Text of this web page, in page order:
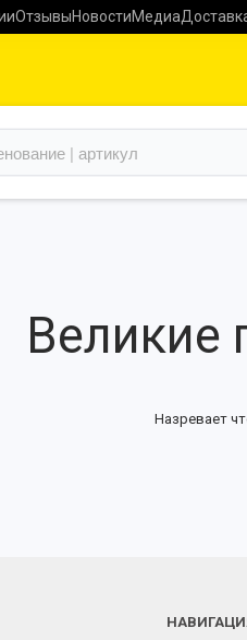
ОтзывыНовостиМедиа
Великие
Назревает